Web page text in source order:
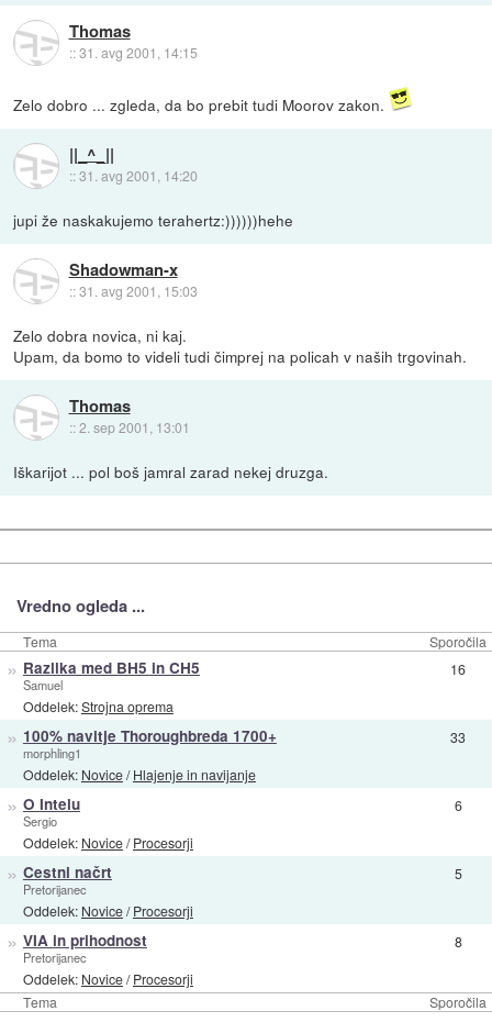
Thomas
::31. avg 2001, 14:15
Zelo dobro ... zgleda, da bo prebit tudi Moorov zakon.
||_^_||
::31. avg 2001, 14:20
jupi že naskakujemo terahertz:))))))hehe
Shadowman-x
::31. avg 2001, 15:03
Zelo dobra novica, ni kaj.
Upam, da bomo to videli tudi čimprej na policah v naših trgovinah.
Thomas
::2. sep 2001, 13:01
Iškarijot ... pol boš jamral zarad nekej druzga.
Vredno ogleda ...
Tema Sporočila
Tema Sporočila
» Razlika med BH5 in CH5
Samuel
Oddelek:Strojna oprema
16
» 100% navitje Thoroughbreda 1700+
morphling1
Oddelek: Novice/Hlajenje in navijanje
33
» O Intelu
Sergio
Oddelek: Novice/Procesorji
6
» Cestni načrt
Pretorijanec
Oddelek: Novice/Procesorji
5
» VIA in prihodnost
Pretorijanec
Oddelek: Novice/Procesorji
8